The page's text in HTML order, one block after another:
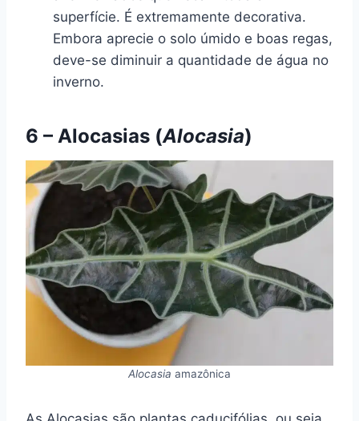
superfície. É extremamente decorativa.
Embora aprecie o solo úmido e boas regas,
deve-se diminuir a quantidade de água no
inverno.
6 – Alocasias (Alocasia)
Alocasia amazônica